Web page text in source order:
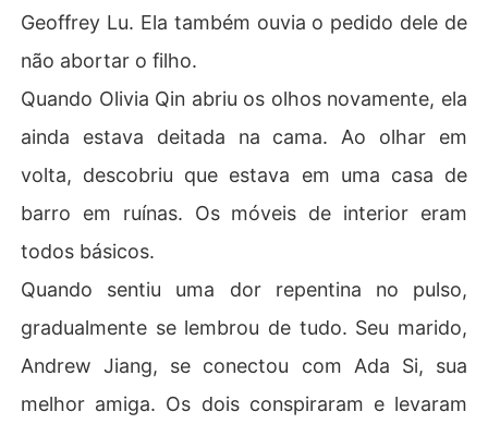
Geoffrey Lu. Ela também ouvia o pedido dele de
não abortar o filho.
Quando Olivia Qin abriu os olhos novamente, ela
ainda estava deitada na cama. Ao olhar em
volta, descobriu que estava em uma casa de
barro em ruínas. Os móveis de interior eram
todos básicos.
Quando sentiu uma dor repentina no pulso,
gradualmente se lembrou de tudo. Seu marido,
Andrew Jiang, se conectou com Ada Si, sua
melhor amiga. Os dois conspiraram e levaram